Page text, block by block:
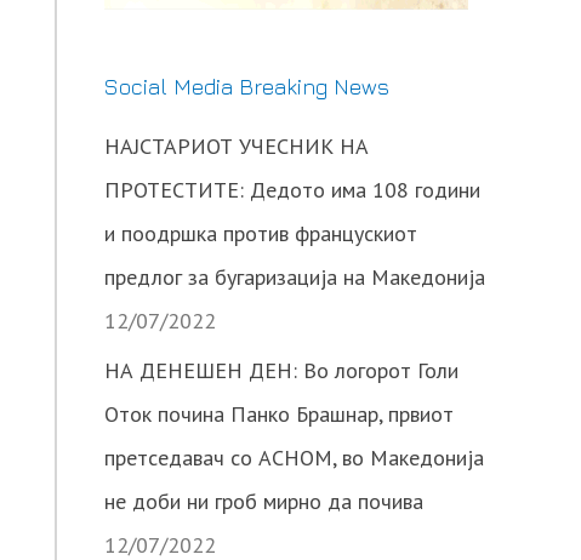
Social Media Breaking News
НАЈСТАРИОТ УЧЕСНИК НА
ПРОТЕСТИТЕ: Дедото има 108 години
и поодршка против францускиот
предлог за бугаризација на Македонија
12/07/2022
НА ДЕНЕШЕН ДЕН: Во логорот Голи
Оток почина Панко Брашнар, првиот
претседавач со АСНОМ, во Македонија
не доби ни гроб мирно да почива
12/07/2022